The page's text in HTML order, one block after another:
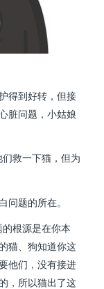
得到好转，但接
脏问题，小姑娘
救一下猫，但为
问题的所在。
根源是在你本
猫、狗知道你这
他们，没有接进
，所以猫出了这